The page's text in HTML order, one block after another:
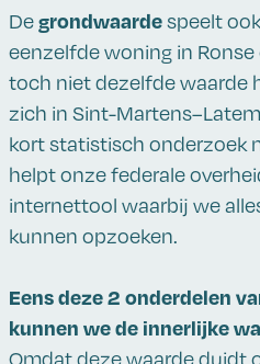
Degrondwaardespeelt
eenzelfde woning in
toch niet dezelfde waarde
zich in Sint-
kort statistisch onderzoek
helpt onze federale
internettool waarbij we
kunnen opzoeken.
Eens deze 2 onderdelen
kunnen we de innerlijke
Omdat deze waarde duidt